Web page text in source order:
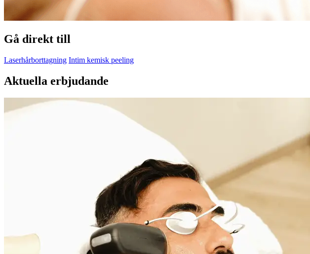
Gå direkt till
Laserhårborttagning Intim kemisk peeling
Aktuella erbjudande